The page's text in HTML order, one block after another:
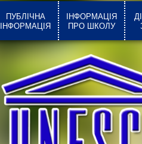
ПУБЛІЧНА
ІНФОРМАЦІЯ
ІНФОРМАЦІЯ
ПРО ШКОЛУ